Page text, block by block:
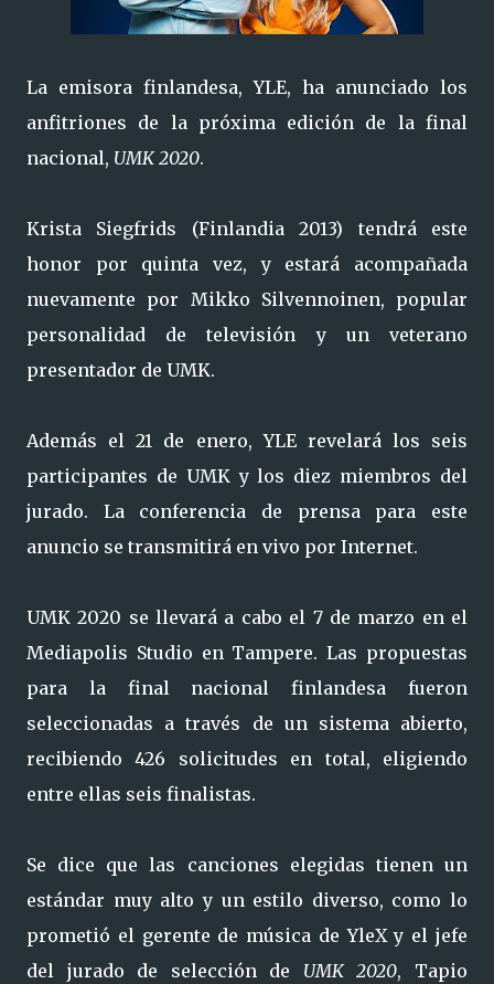
La emisora ​​finlandesa, YLE, ha anunciado los
anfitriones de la próxima edición de la final
nacional, UMK 2020.
Krista Siegfrids (Finlandia 2013) tendrá este
honor por quinta vez, y estará acompañada
nuevamente por Mikko Silvennoinen, popular
personalidad de televisión y un veterano
presentador de UMK.
Además el 21 de enero, YLE revelará los seis
participantes de UMK y los diez miembros del
jurado. La conferencia de prensa para este
anuncio se transmitirá en vivo por Internet.
UMK 2020 se llevará a cabo el 7 de marzo en el
Mediapolis Studio en Tampere. Las propuestas
para la final nacional finlandesa fueron
seleccionadas a través de un sistema abierto,
recibiendo 426 solicitudes en total, eligiendo
entre ellas seis finalistas.
Se dice que las canciones elegidas tienen un
estándar muy alto y un estilo diverso, como lo
prometió el gerente de música de YleX y el jefe
del jurado de selección de UMK 2020, Tapio